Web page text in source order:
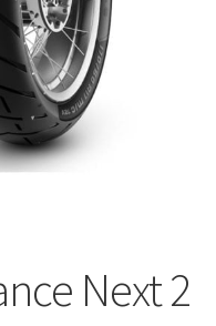
Next 2